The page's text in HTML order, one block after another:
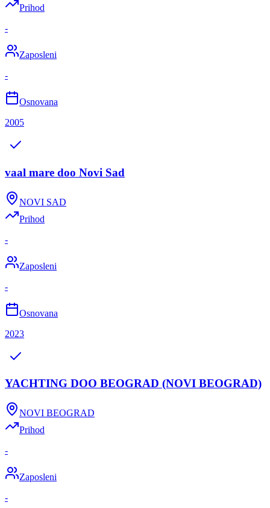
Prihod
-
Zaposleni
-
Osnovana
2005
vaal mare doo Novi Sad
NOVI SAD
Prihod
-
Zaposleni
-
Osnovana
2023
YACHTING DOO BEOGRAD (NOVI BEOGRAD)
NOVI BEOGRAD
Prihod
-
Zaposleni
-